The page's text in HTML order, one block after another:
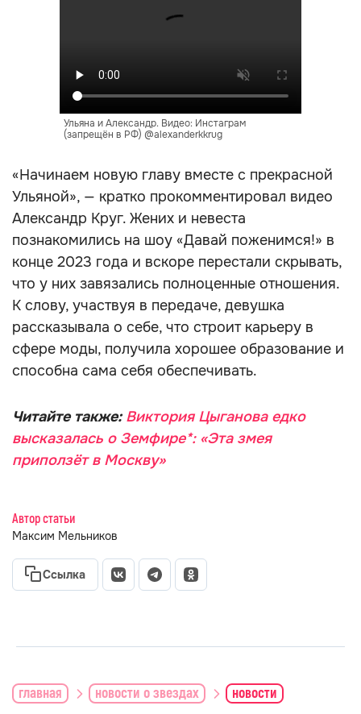
Ульяна и Александр. Видео: Инстаграм
(запрещён в РФ) @alexanderkkrug
«Начинаем новую главу вместе с прекрасной
Ульяной», — кратко прокомментировал видео
Александр Круг. Жених и невеста
познакомились на шоу «Давай поженимся!» в
конце 2023 года и вскоре перестали скрывать,
что у них завязались полноценные отношения.
К слову, участвуя в передаче, девушка
рассказывала о себе, что строит карьеру в
сфере моды, получила хорошее образование и
способна сама себя обеспечивать.
Читайте также: Виктория Цыганова едко
высказалась о Земфире*: «Эта змея
приползёт в Москву»
Автор статьи
Максим Мельников
Ссылка
главная новости о звездах новости